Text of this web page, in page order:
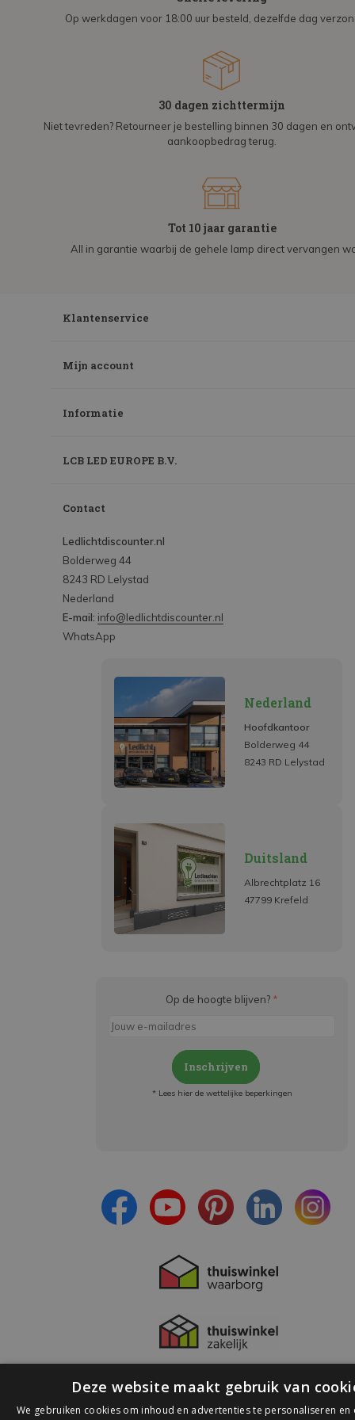
Op werkdagen voor 18:00 uur besteld, dezelfde dag
30 dagen zichttermijn
Niet tevreden? Retourneer je bestelling binnen 30 dagen en
aankoopbedrag terug.
Tot 10 jaar garantie
All in garantie waarbij de gehele lamp direct vervangen
Klantenservice
Mijn account
Informatie
LCB LED EUROPE B.V.
Contact
Ledlichtdiscounter.nl
Bolderweg 44
8243 RD Lelystad
Nederland
E-mail: info@ledlichtdiscounter.nl
WhatsApp
Nederland
Hoofdkantoor
Bolderweg 44
8243 RD Lelystad
Duitsland
Albrechtplatz 16
47799 Krefeld
Op de hoogte blijven? *
Inschrijven
* Lees hier de wettelijke beperkingen
Deze website maakt gebruik van
We gebruiken cookies om inhoud en advertenties te personaliseren en